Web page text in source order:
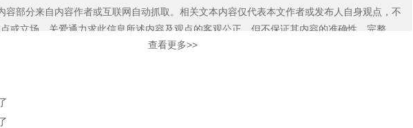
分来自内容作者或互联网自动抓取。相关文本内容仅代表本文作者或发布人自身观点，不
或立场。关爱通力求此信息所述内容及观点的客观公正，但不保证其内容的准确性、完整
未来内容不会发生变更。 如本网展示内容的作者及编辑认为其作品不宜上网供大家浏览，或不
查看更多>>